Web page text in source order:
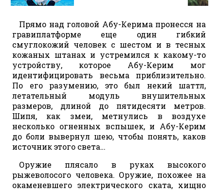
Прямо над головой Абу-Керима пронесся на
гравиплатформе еще один гибкий
смуглокожий человек с шестом и в тесных
кожаных штанах и устремился к какому-то
устройству, которое Абу-Керим мог
идентифицировать весьма приблизительно.
По его разумению, это был некий шаттл,
летательный модуль внушительных
размеров, длиной до пятидесяти метров.
Шипя, как змеи, метнулись в воздухе
несколько огненных вспышек, и Абу-Керим
до боли вывернул шею, чтобы понять, каков
источник этого света…
Оружие плясало в руках высокого
рыжеволосого человека. Оружие, похожее на
окаменевшего электрического ската, хищно